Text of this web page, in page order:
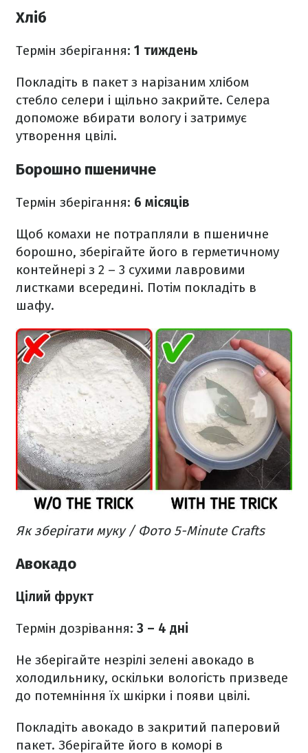
Хліб
Термін зберігання: 1 тиждень
Покладіть в пакет з нарізаним хлібом
стебло селери і щільно закрийте. Селера
допоможе вбирати вологу і затримує
утворення цвілі.
Борошно пшеничне
Термін зберігання: 6 місяців
Щоб комахи не потрапляли в пшеничне
борошно, зберігайте його в герметичному
контейнері з 2 – 3 сухими лавровими
листками всередині. Потім покладіть в
шафу.
Як зберігати муку / Фото 5-Minute Crafts
Авокадо
Цілий фрукт
Термін дозрівання: 3 – 4 дні
Не зберігайте незрілі зелені авокадо в
холодильнику, оскільки вологість призведе
до потемніння їх шкірки і появи цвілі.
Покладіть авокадо в закритий паперовий
пакет. Зберігайте його в коморі в